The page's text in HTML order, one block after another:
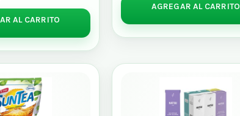
AL CARRITO
AGREGAR AL CARRITO